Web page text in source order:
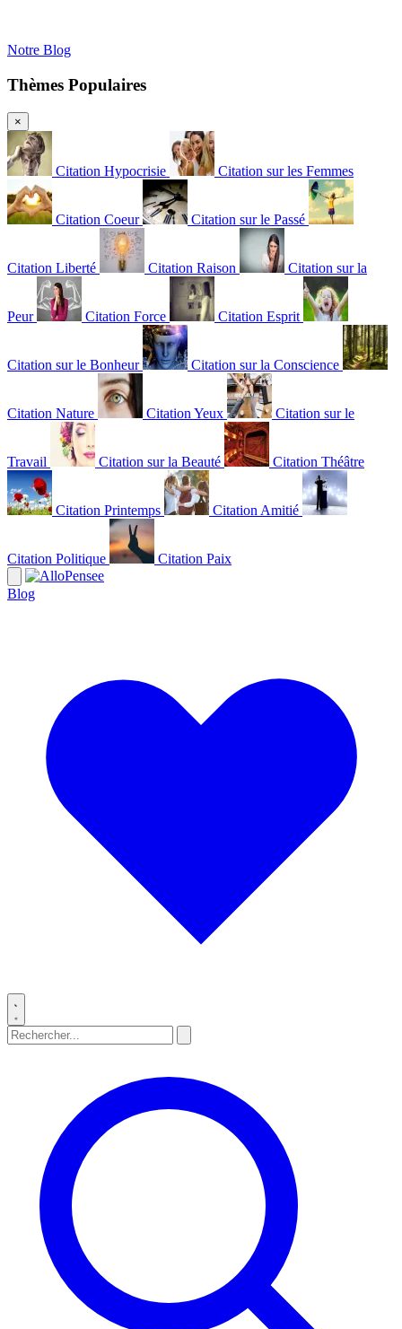
Notre Blog
Thèmes Populaires
×
Citation Hypocrisie Citation sur les Femmes
Citation Coeur Citation sur le Passé
Citation Liberté Citation Raison Citation sur la
Peur Citation Force Citation Esprit
Citation sur le Bonheur Citation sur la Conscience
Citation Nature Citation Yeux Citation sur le
Travail Citation sur la Beauté Citation Théâtre
Citation Printemps Citation Amitié
Citation Politique Citation Paix
Blog